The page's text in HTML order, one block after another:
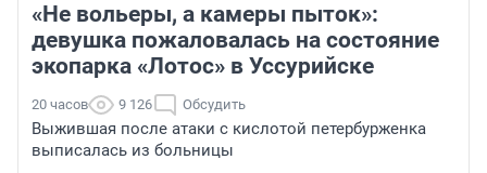
«Не вольеры, а камеры пыток»:
девушка пожаловалась на состояние
экопарка «Лотос» в Уссурийске
20 часов 9 126 Обсудить
Выжившая после атаки с кислотой петербурженка
выписалась из больницы